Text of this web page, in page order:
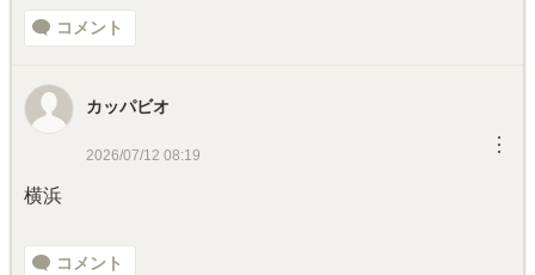
コメント
カッパビオ
2026/07/12 08:19 ︙
横浜
コメント